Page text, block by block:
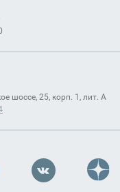
шоссе, 25, корп. 1, лит. А